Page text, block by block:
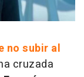
no subir al
cruzada